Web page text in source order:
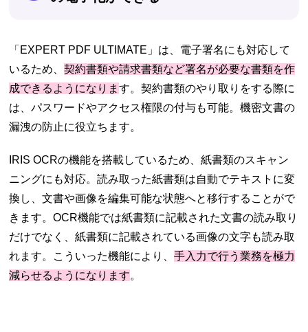
「EXPERT PDF ULTIMATE」は、電子署名にも対応して
いるため、契約書類や請求書類など署名が必要な書類を作
成できるようになります。契約書類のやり取りをする際に
は、パスワードやアクセス権限の付与も可能。機密文書の
漏洩の防止に役立ちます。
IRIS OCRの機能を搭載しているため、紙書類のスキャン
ニングにも対応。読み取った紙書類は自動でテキストに変
換し、文書や画像を編集可能な状態へと移行することがで
きます。OCR機能では紙書類に記載された文書の読み取り
だけでなく、紙書類に記載されている画像の文字も読み取
れます。こういった機能により、手入力で行う業務を極力
減らせるようになります。